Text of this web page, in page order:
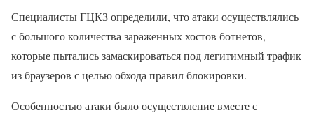
Специалисты ГЦКЗ определили, что атаки осуществлялись
с большого количества зараженных хостов ботнетов,
которые пытались замаскироваться под легитимный трафик
из браузеров с целью обхода правил блокировки.
Особенностью атаки было осуществление вместе с